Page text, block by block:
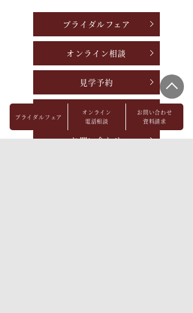
ブライダルフェア
オンライン相談
見学予約
資料請求
お問い合わせ
ブライダルフェア
オンライン
電話相談
お問い合わせ
資料請求